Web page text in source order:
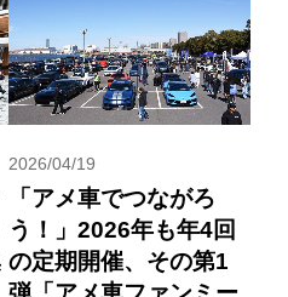
2026/04/19
「アメ車でつながろ
う！」2026年も年4回
の定期開催、その第1